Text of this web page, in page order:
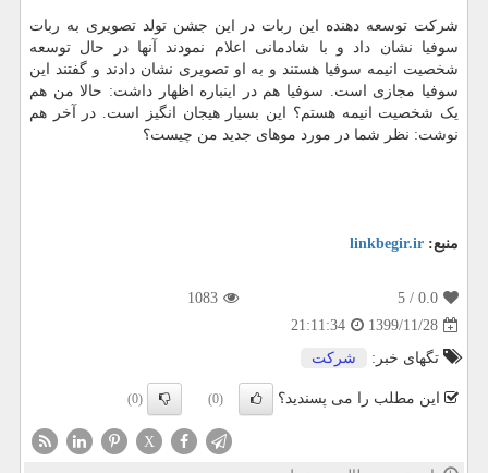
شرکت توسعه دهنده این ربات در این جشن تولد تصویری به ربات
سوفیا نشان داد و با شادمانی اعلام نمودند آنها در حال توسعه
شخصیت انیمه سوفیا هستند و به او تصویری نشان دادند و گفتند این
سوفیا مجازی است. سوفیا هم در اینباره اظهار داشت: حالا من هم
یک شخصیت انیمه هستم؟ این بسیار هیجان انگیز است. در آخر هم
نوشت: نظر شما در مورد موهای جدید من چیست؟
منبع: linkbegir.ir
0.0
/ 5
1083
1399/11/28
21:11:34
تگهای خبر:
شركت
این مطلب را می پسندید؟ (0)
(0)
X